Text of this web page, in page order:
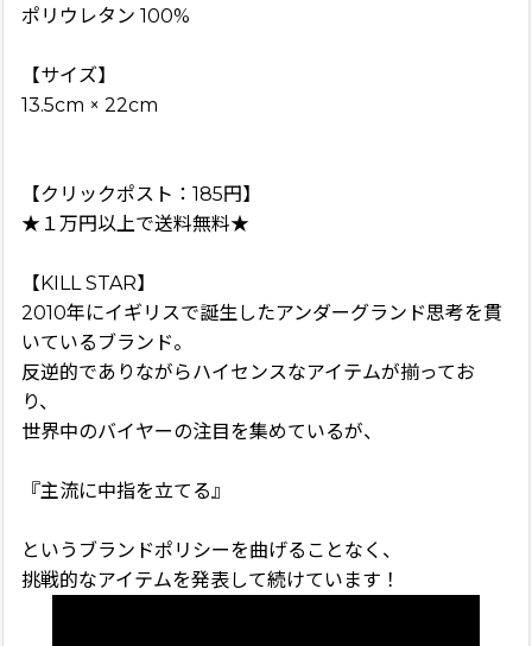
ポリウレタン 100%
【サイズ】
13.5cm × 22cm
【クリックポスト：185円】
★１万円以上で送料無料★
【KILL STAR】
2010年にイギリスで誕生したアンダーグランド思考を貫
いているブランド。
反逆的でありながらハイセンスなアイテムが揃ってお
り、
世界中のバイヤーの注目を集めているが、
『主流に中指を立てる』
というブランドポリシーを曲げることなく、
挑戦的なアイテムを発表して続けています！